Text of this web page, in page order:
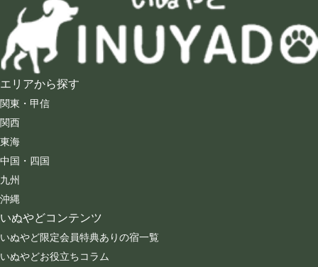
エリアから探す
関東・甲信
関西
東海
中国・四国
九州
沖縄
いぬやどコンテンツ
いぬやど限定会員特典ありの宿一覧
いぬやどお役立ちコラム